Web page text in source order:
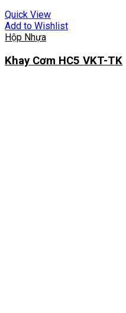
Quick View
Add to Wishlist
Hộp Nhựa
Khay Cơm HC5 VKT-TK